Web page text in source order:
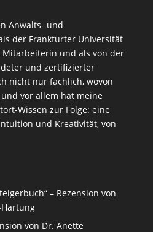
Anwalts- und
der Frankfurter Universität
und als von der
und zertifizierter
nicht nur fachlich, wovon
vor allem hat meine
Wissen zur Folge: eine
und Kreativität, von
– Rezension von
von Dr. Anette